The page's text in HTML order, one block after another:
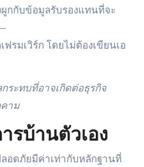
กกับข้อมูลรับรองแทนที่จะ
รมเวิร์ก โดยไม่ต้องเขียนเอ
ระทบที่อาจเกิดต่อธุรกิจ
าม
รบ้านตัวเอง
อดภัยมีค่าเท่ากับหลักฐานที่